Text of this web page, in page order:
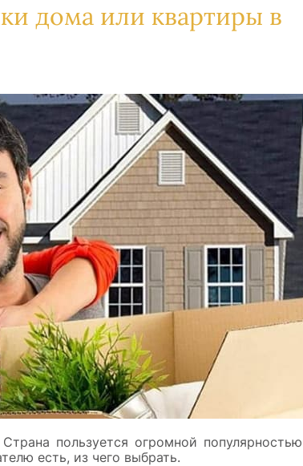
дома или квартиры в
пользуется огромной популярностью
есть, из чего выбрать.